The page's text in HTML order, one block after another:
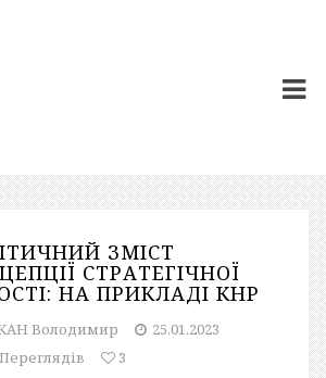
ЗМІСТ
СТРАТЕГІЧНОЇ
НА ПРИКЛАДІ КНР
Володимир
25.01.2023
3